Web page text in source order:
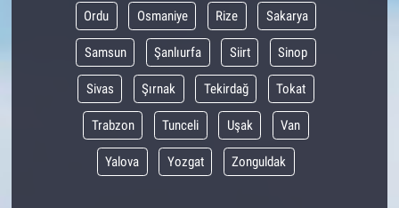
Ordu Osmaniye Rize Sakarya
Samsun Şanlıurfa Siirt Sinop
Sivas Şırnak Tekirdağ Tokat
Trabzon Tunceli Uşak Van
Yalova Yozgat Zonguldak